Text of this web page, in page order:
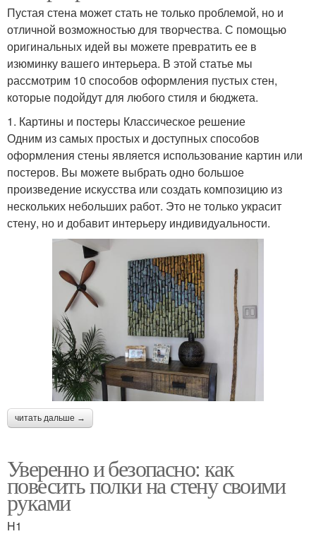
Пустая стена может стать не только проблемой, но и
отличной возможностью для творчества. С помощью
оригинальных идей вы можете превратить ее в
изюминку вашего интерьера. В этой статье мы
рассмотрим 10 способов оформления пустых стен,
которые подойдут для любого стиля и бюджета.
1. Картины и постеры Классическое решение
Одним из самых простых и доступных способов
оформления стены является использование картин или
постеров. Вы можете выбрать одно большое
произведение искусства или создать композицию из
нескольких небольших работ. Это не только украсит
стену, но и добавит интерьеру индивидуальности.
читать дальше →
Уверенно и безопасно: как
повесить полки на стену своими
руками
H1